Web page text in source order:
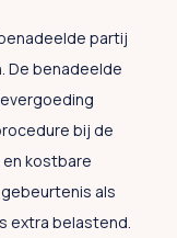
partij
De benadeelde
bij de
en kostbare
als
extra belastend.